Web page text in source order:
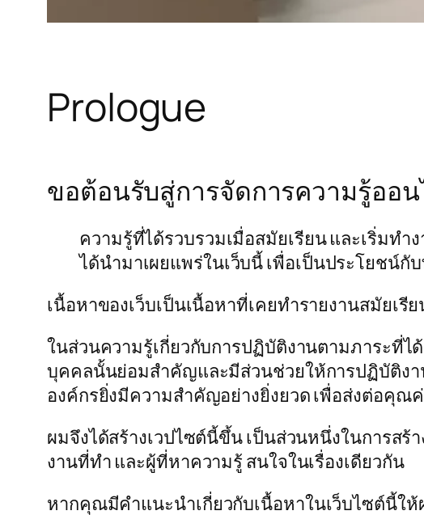
Prologue
ขอต้อนรับสู่การจัดการความรู้ออ
ความรู้ที่ได้รวบรวมเมื่อสมัยเรียน และเริ่มทำ
ได้นำมาเผยแพร่ในเว็บนี้ เพื่อเป็นประโยชน์กั
เนื้อหาของเว็บเป็นเนื้อหาที่เคยทำรายงานสมัยเ
ในส่วนความรู้เกี่ยวกับการปฏิบัติงานตามภาระที่
บุคคลนั้นย่อมสำคัญและมีส่วนช่วยให้การปฏิบัติงา
องค์กรยิ่งมีความสำคัญอย่างยิ่งยวด เพื่อส่งต่อคุ
ผมจึงได้สร้างเวปไซต์นี้ขึ้น เป็นส่วนหนึ่งในการส
งานที่ทำ และผู้ที่หาความรู้ สนใจในเรื่องเดียวกัน
หากคุณมีคำแนะนำเกี่ยวกับเนื้อหาในเว็บไซต์นี้ใ